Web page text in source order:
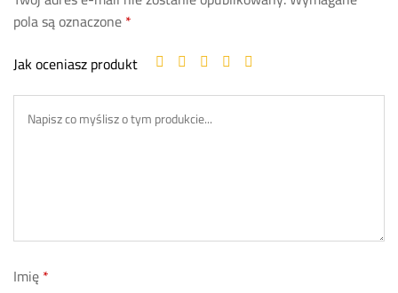
pola są oznaczone*
Jak oceniasz produkt
Imię*